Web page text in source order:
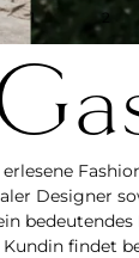
1 2
Designer
findet